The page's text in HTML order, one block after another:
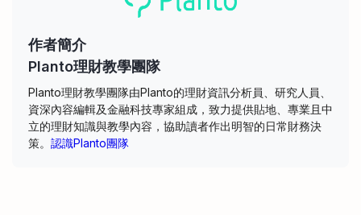
作者簡介
Planto理財教學團隊
Planto理財教學團隊由Planto的理財資訊分析員、研究人員、
資深內容編輯及金融科技專家組成，致力提供貼地、專業且中
立的理財知識與教學內容，協助讀者作出明智的日常財務決
策。 認識Planto團隊